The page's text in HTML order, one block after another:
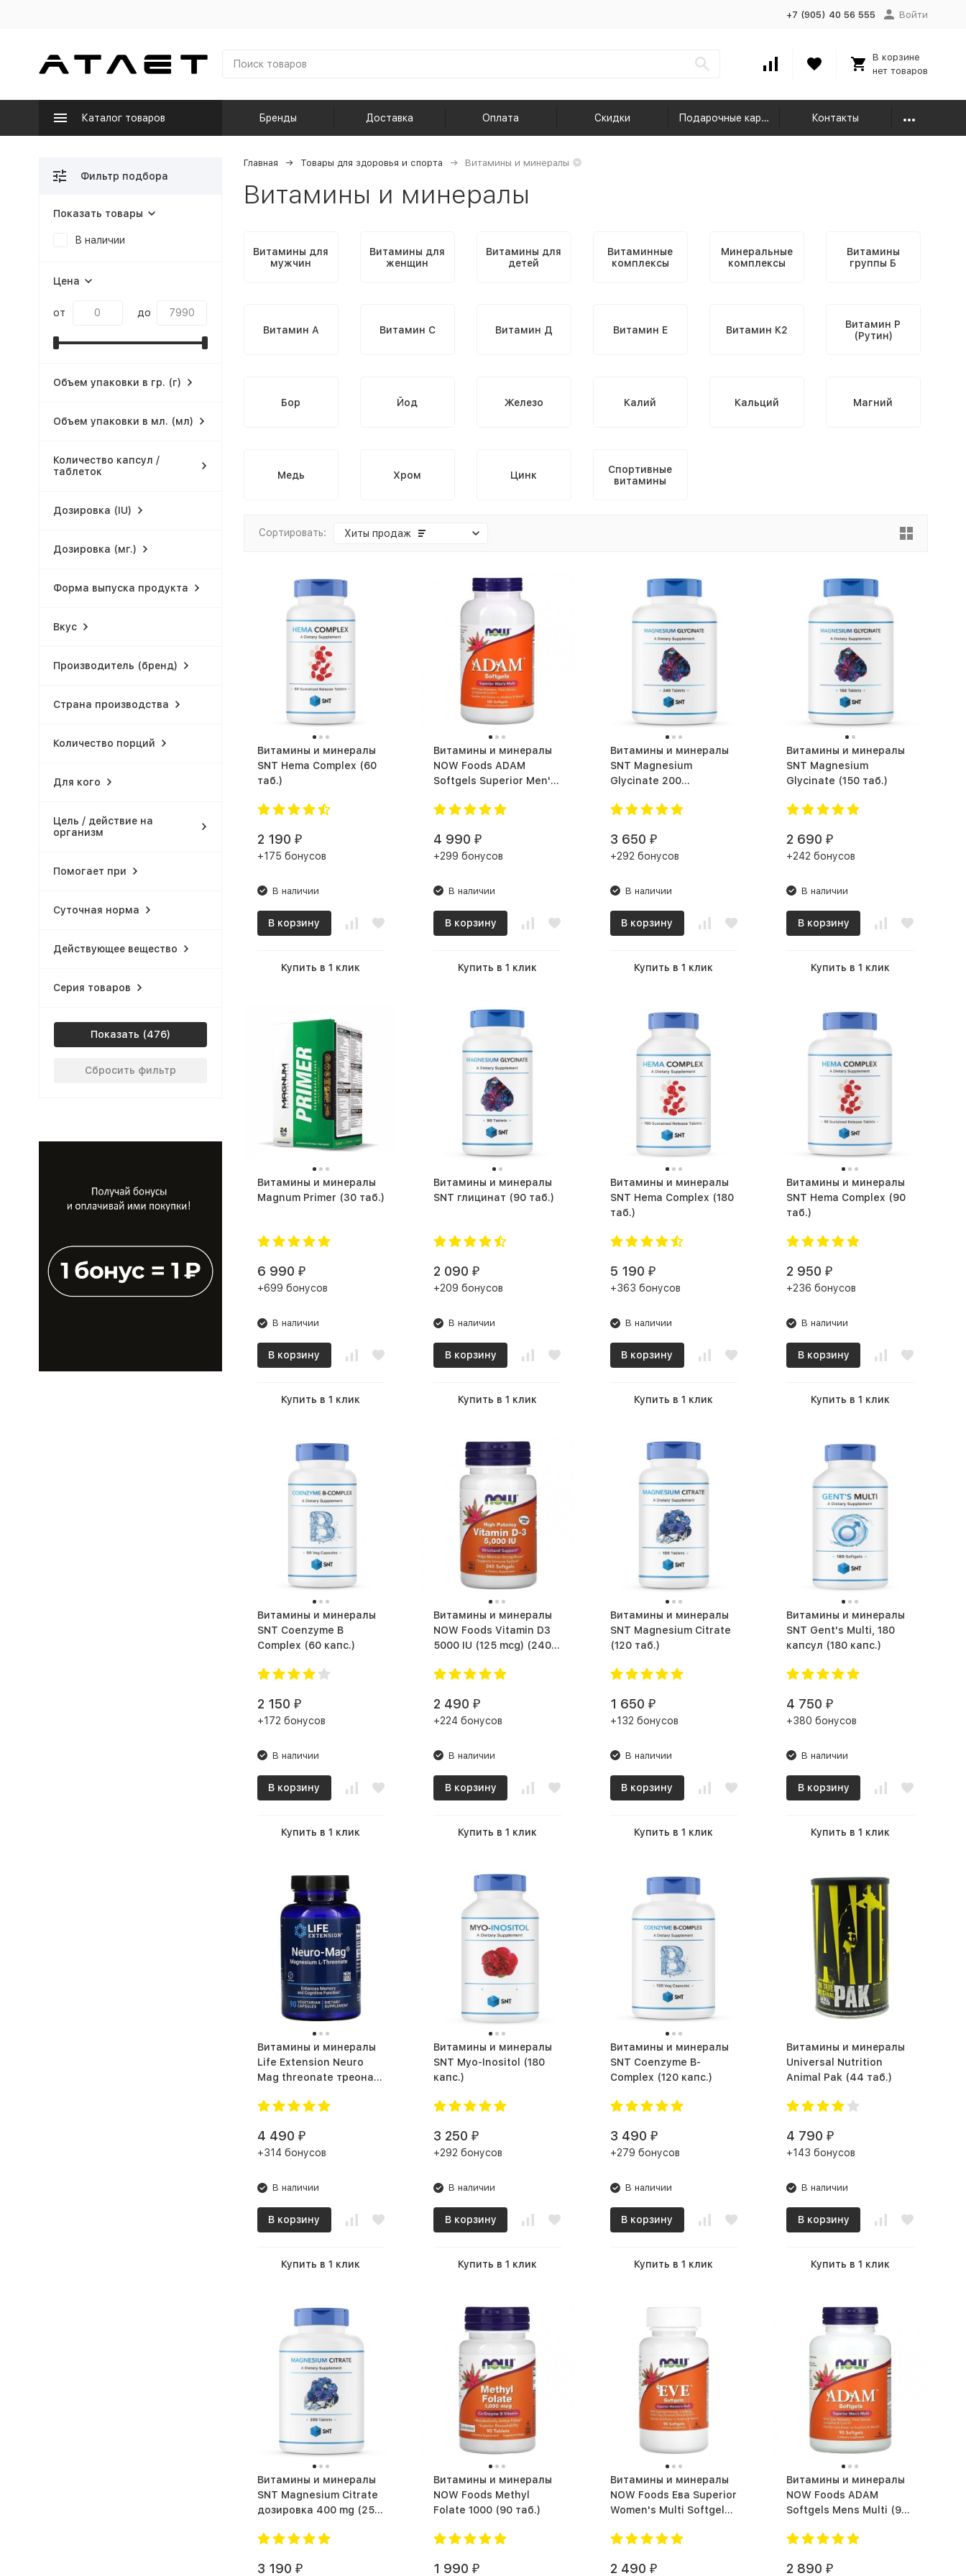
+7 (905) 40 56 555 Войти
В корзине
нет товаров
Каталог товаров Бренды Доставка Оплата Скидки Подарочные карты Контакты
Главная Товары для здоровья и спорта Витамины и минералы
Витамины и минералы
Витамины для
мужчин
Витамины для
женщин
Витамины для
детей
Витаминные
комплексы
Минеральные
комплексы
Витамины
группы Б
Витамин A Витамин C Витамин Д Витамин Е Витамин К2
Витамин P
(Рутин)
Бор Йод Железо Калий Кальций Магний
Медь Хром Цинк
Спортивные
витамины
Сортировать: Хиты продаж
Витамины и минералы
SNT Hema Complex (60
таб.)
2 190 ₽
+175 бонусов
В наличии
В корзину
Купить в 1 клик
Витамины и минералы
NOW Foods ADAM
Softgels Superior Men's
капс.)
4 990 ₽
+299 бонусов
В наличии
В корзину
Купить в 1 клик
Витамины и минералы
SNT Magnesium
Glycinate 200
таб.)
3 650 ₽
+292 бонусов
В наличии
В корзину
Купить в 1 клик
Витамины и минералы
SNT Magnesium
Glycinate (150 таб.)
2 690 ₽
+242 бонусов
В наличии
В корзину
Купить в 1 клик
Витамины и минералы
Magnum Primer (30 таб.)
6 990 ₽
+699 бонусов
В наличии
В корзину
Купить в 1 клик
Витамины и минералы
SNT глицинат (90 таб.)
2 090 ₽
+209 бонусов
В наличии
В корзину
Купить в 1 клик
Витамины и минералы
SNT Hema Complex (180
таб.)
5 190 ₽
+363 бонусов
В наличии
В корзину
Купить в 1 клик
Витамины и минералы
SNT Hema Complex (90
таб.)
2 950 ₽
+236 бонусов
В наличии
В корзину
Купить в 1 клик
Витамины и минералы
SNT Coenzyme B
Complex (60 капс.)
2 150 ₽
+172 бонусов
В наличии
В корзину
Купить в 1 клик
Витамины и минералы
NOW Foods Vitamin D3
5000 IU (125 mcg) (240
2 490 ₽
+224 бонусов
В наличии
В корзину
Купить в 1 клик
Витамины и минералы
SNT Magnesium Citrate
(120 таб.)
1 650 ₽
+132 бонусов
В наличии
В корзину
Купить в 1 клик
Витамины и минералы
SNT Gent's Multi, 180
капсул (180 капс.)
4 750 ₽
+380 бонусов
В наличии
В корзину
Купить в 1 клик
Витамины и минералы
Life Extension Neuro
Mag threonate треонат
4 490 ₽
+314 бонусов
В наличии
В корзину
Купить в 1 клик
Витамины и минералы
SNT Myo-Inositol (180
капс.)
3 250 ₽
+292 бонусов
В наличии
В корзину
Купить в 1 клик
Витамины и минералы
SNT Coenzyme B-
Complex (120 капс.)
3 490 ₽
+279 бонусов
В наличии
В корзину
Купить в 1 клик
Витамины и минералы
Universal Nutrition
Animal Pak (44 таб.)
4 790 ₽
+143 бонусов
В наличии
В корзину
Купить в 1 клик
Витамины и минералы
SNT Magnesium Citrate
дозировка 400 mg (250
3 190 ₽
Витамины и минералы
NOW Foods Methyl
Folate 1000 (90 таб.)
1 990 ₽
Витамины и минералы
NOW Foods Ева Superior
Women's Multi Softgels
2 490 ₽
Витамины и минералы
NOW Foods ADAM
Softgels Mens Multi (90
2 890 ₽
Фильтр подбора
Показать товары
В наличии
Цена
от до
Объем упаковки в гр. (г)
Объем упаковки в мл. (мл)
Количество капсул /
таблеток
Дозировка (IU)
Дозировка (мг.)
Форма выпуска продукта
Вкус
Производитель (бренд)
Страна производства
Количество порций
Для кого
Цель / действие на
организм
Помогает при
Суточная норма
Действующее вещество
Серия товаров
Показать
Сбросить фильтр